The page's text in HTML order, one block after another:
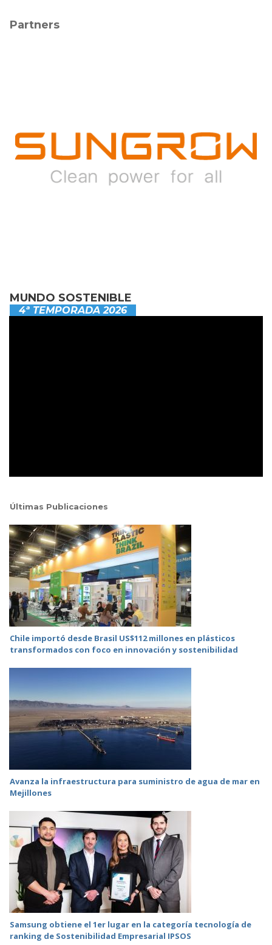
Partners
MUNDO SOSTENIBLE
4ª TEMPORADA 2026
Últimas Publicaciones
Chile importó desde Brasil US$112 millones en plásticos
transformados con foco en innovación y sostenibilidad
Avanza la infraestructura para suministro de agua de mar en
Mejillones
Samsung obtiene el 1er lugar en la categoría tecnología de
ranking de Sostenibilidad Empresarial IPSOS